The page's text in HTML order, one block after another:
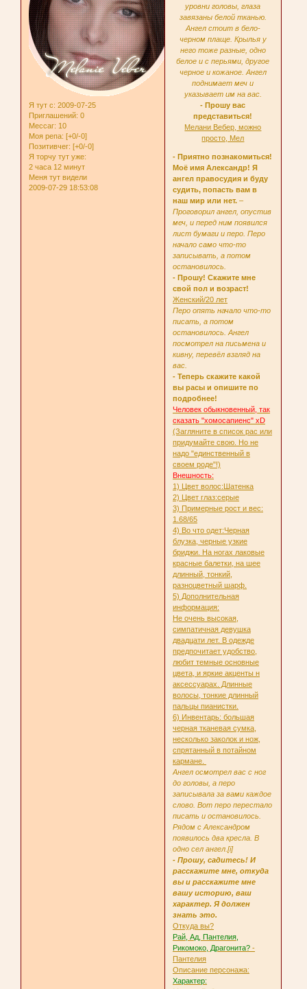
Я тут с: 2009-07-25
Приглашений: 0
Мессаг: 10
Моя репа: [+0/-0]
Позитивчег: [+0/-0]
Я торчу тут уже:
2 часа 12 минут
Меня тут видели
2009-07-29 18:53:08
уровни головы, глаза
завязаны белой тканью.
Ангел стоит в бело-
черном плаще. Крылья у
него тоже разные, одно
белое и с перьями, другое
черное и кожаное. Ангел
поднимает меч и
указывает им на вас.
- Прошу вас
представиться!
Мелани Вебер, можно
просто, Мел
- Приятно познакомиться!
Моё имя Александр! Я
ангел правосудия и буду
судить, попасть вам в
наш мир или нет. –
Проговорил ангел, опустив
меч, и перед ним появился
лист бумаги и перо. Перо
начало само что-то
записывать, а потом
остановилось.
- Прошу! Скажите мне
свой пол и возраст!
Женский/20 лет
Перо опять начало что-то
писать, а потом
остановилось. Ангел
посмотрел на письмена и
кивну, перевёл взгляд на
вас.
- Теперь скажите какой
вы расы и опишите по
подробнее!
Человек обыкновенный, так
сказать "хомосапиенс" xD
(Загляните в список рас или
придумайте свою. Но не
надо "единственный в
своем роде"!)
Внешность:
1) Цвет волос:Шатенка
2) Цвет глаз:серые
3) Примерные рост и вес:
1.68/65
4) Во что одет:Черная
блузка, черные узкие
бриджи. На ногах лаковые
красные балетки, на шее
длинный, тонкий,
разноцветный шарф.
5) Дополнительная
информация:
Не очень высокая,
симпатичная девушка
двадцати лет. В одежде
предпочитает удобство,
любит темные основные
цвета, и яркие акценты н
аксессуарах. Длинные
волосы, тонкие длинный
пальцы пианистки.
6) Инвентарь: большая
черная тканевая сумка,
несколько заколок и нож,
спрятанный в потайном
кармане.
Ангел осмотрел вас с ног
до головы, а перо
записывала за вами каждое
слово. Вот перо перестало
писать и остановилось.
Рядом с Александром
появилось два кресла. В
одно сел ангел.[i]
- Прошу, садитесь! И
расскажите мне, откуда
вы и расскажите мне
вашу историю, ваш
характер. Я должен
знать это.
Откуда вы?
Рай, Ад, Пантелия,
Рикомоко, Драгонита? -
Пантелия
Описание персонажа:
Характер: